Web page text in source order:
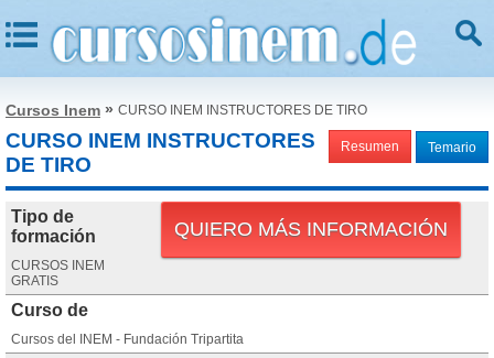
Cursos Inem » CURSO INEM INSTRUCTORES DE TIRO
Resumen Temario
CURSO INEM INSTRUCTORES
DE TIRO
QUIERO MÁS INFORMACIÓN
Tipo de
formación
CURSOS INEM
GRATIS
Curso de
Cursos del INEM - Fundación Tripartita